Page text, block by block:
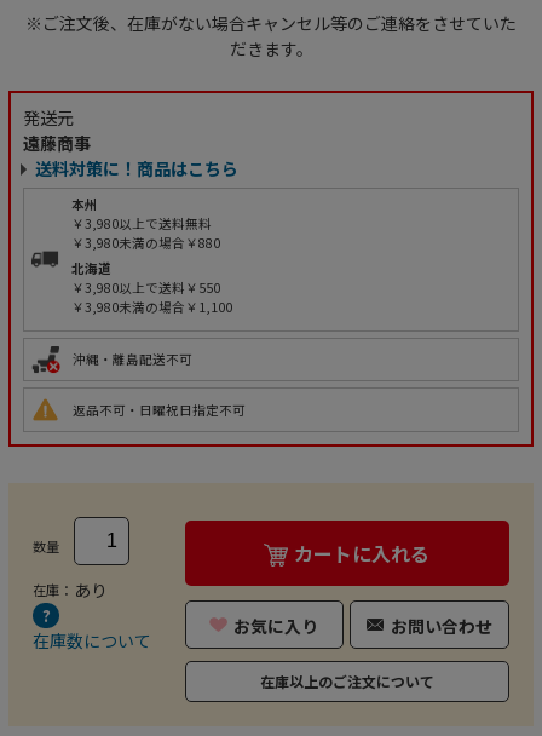
※ご注文後、在庫がない場合キャンセル等のご連絡をさせていた
だきます。
発送元
遠藤商事
送料対策に！商品はこちら
本州
￥3,980以上で送料無料
￥3,980未満の場合￥880
北海道
￥3,980以上で送料￥550
￥3,980未満の場合￥1,100
沖縄・離島配送不可
返品不可・日曜祝日指定不可
数量
在庫： あり
在庫数について
カートに入れる
お気に入り お問い合わせ
在庫以上のご注文について